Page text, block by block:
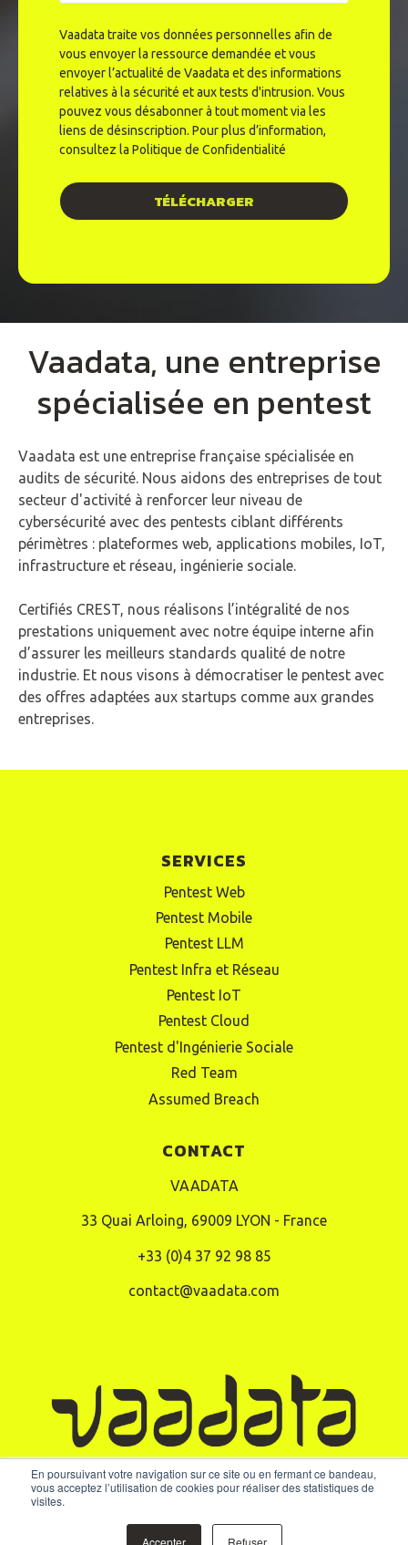
En poursuivant votre navigation sur ce site ou en fermant ce bandeau,
vous acceptez l’utilisation de cookies pour réaliser des statistiques de
visites.
Accepter Refuser
Vaadata traite vos données personnelles afin de
vous envoyer la ressource demandée et vous
envoyer l’actualité de Vaadata et des informations
relatives à la sécurité et aux tests d'intrusion. Vous
pouvez vous désabonner à tout moment via les
liens de désinscription. Pour plus d’information,
consultez la Politique de Confidentialité
Vaadata, une entreprise
spécialisée en pentest
Vaadata est une entreprise française spécialisée en
audits de sécurité. Nous aidons des entreprises de tout
secteur d'activité à renforcer leur niveau de
cybersécurité avec des pentests ciblant différents
périmètres : plateformes web, applications mobiles, IoT,
infrastructure et réseau, ingénierie sociale.
Certifiés CREST, nous réalisons l’intégralité de nos
prestations uniquement avec notre équipe interne afin
d’assurer les meilleurs standards qualité de notre
industrie. Et nous visons à démocratiser le pentest avec
des offres adaptées aux startups comme aux grandes
entreprises.
SERVICES
Pentest Web
Pentest Mobile
Pentest LLM
Pentest Infra et Réseau
Pentest IoT
Pentest Cloud
Pentest d'Ingénierie Sociale
Red Team
Assumed Breach
CONTACT
VAADATA
33 Quai Arloing, 69009 LYON - France
+33 (0)4 37 92 98 85
contact@vaadata.com